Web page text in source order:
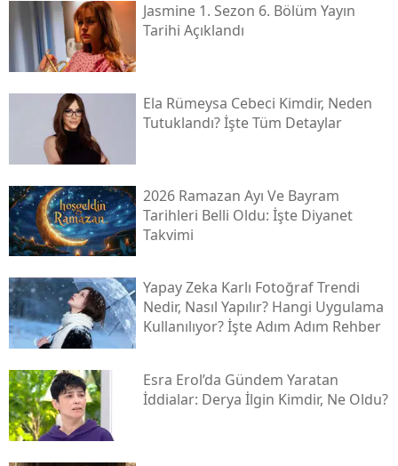
Jasmine 1. Sezon 6. Bölüm Yayın
Tarihi Açıklandı
Ela Rümeysa Cebeci Kimdir, Neden
Tutuklandı? İşte Tüm Detaylar
2026 Ramazan Ayı Ve Bayram
Tarihleri Belli Oldu: İşte Diyanet
Takvimi
Yapay Zeka Karlı Fotoğraf Trendi
Nedir, Nasıl Yapılır? Hangi Uygulama
Kullanılıyor? İşte Adım Adım Rehber
Esra Erol’da Gündem Yaratan
İddialar: Derya İlgin Kimdir, Ne Oldu?